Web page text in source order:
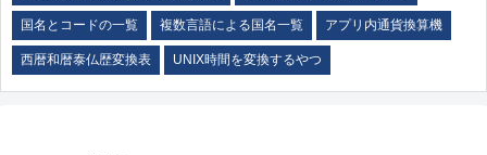
国名とコードの一覧 複数言語による国名一覧 アプリ内通貨換算機
西暦和暦泰仏歴変換表 UNIX時間を変換するやつ